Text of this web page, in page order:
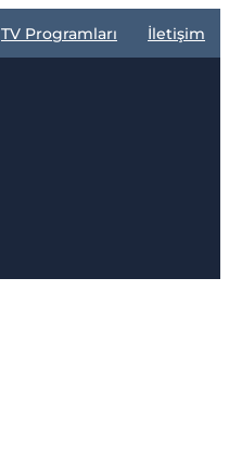
TV Programları İletişim